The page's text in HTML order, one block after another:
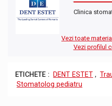
Clinica
Vezi toate
Vezi profilul
ETICHETE : DENT ESTET ,
Stomatolog pediatru